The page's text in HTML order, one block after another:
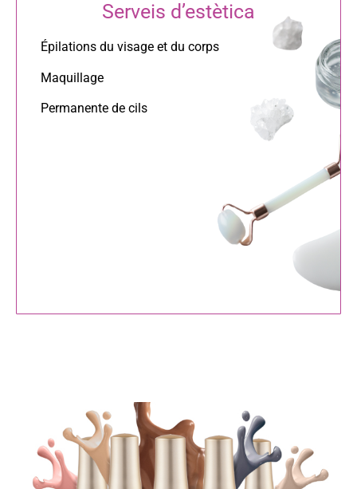
Serveis d’estètica
Épilations du visage et du corps
Maquillage
Permanente de cils